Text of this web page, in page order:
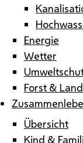
Energie
Wetter
Forst &
Übersicht
Kind &